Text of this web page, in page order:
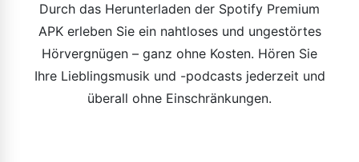
Durch das Herunterladen der Spotify Premium
APK erleben Sie ein nahtloses und ungestörtes
Hörvergnügen – ganz ohne Kosten. Hören Sie
Ihre Lieblingsmusik und -podcasts jederzeit und
überall ohne Einschränkungen.